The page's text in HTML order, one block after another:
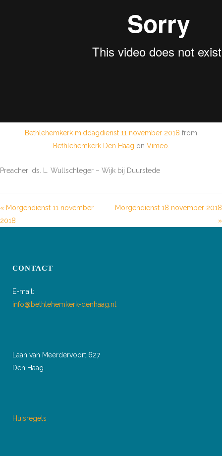
Bethlehemkerk middagdienst 11 november 2018 from
Bethlehemkerk Den Haag on Vimeo
Preacher: ds. L. Wullschleger – Wijk bij Duurstede
« Morgendienst 11 november
2018
Morgendienst 18 november 2018
»
CONTACT
E-mail:
info@bethlehemkerk-denhaag.nl
Laan van Meerdervoort 627
Den Haag
Huisregels